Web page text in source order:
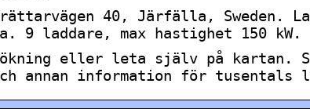
40, Järfälla, Sweden.
laddare, max hastighet 150 kW.
eller leta själv på kartan.
information för tusentals